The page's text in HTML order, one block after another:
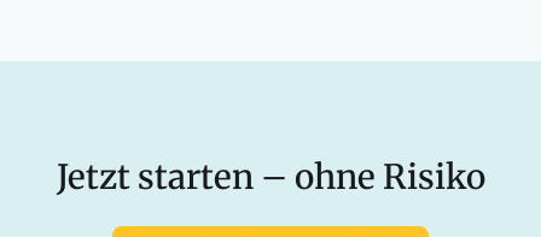
Jetzt starten – ohne Risiko